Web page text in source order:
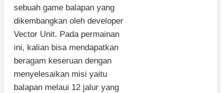
sebuah game balapan yang
dikembangkan oleh developer
Vector Unit. Pada permainan
ini, kalian bisa mendapatkan
beragam keseruan dengan
menyelesaikan misi yaitu
balapan melaui 12 jalur yang